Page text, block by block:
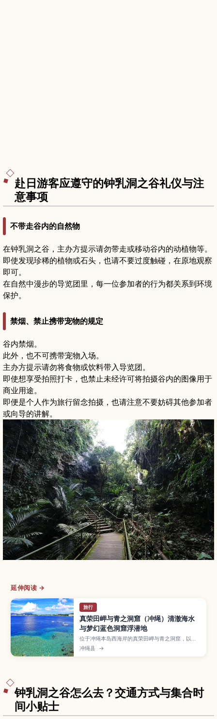
赴日游客应遵守的钟乳洞之谷礼仪与注
意事项
不带走谷内的自然物
在钟乳洞之谷，主办方提示请勿带走或移动谷内的动植物等。
即使发现珍稀的植物或石头，也请不要过度触碰，在原地观察
即可。
在自然中漫步的导览团里，每一位参加者的行为都关系到环境
保护。
禁烟、禁止携带宠物的规定
谷内禁烟。
此外，也不可携带宠物入场。
主办方提示请勿将食物或饮料带入导览团。
即使想享受拍照打卡，也禁止未经许可将拍摄谷内的图像用于
商业用途。
即便是个人作为旅行留念拍摄，也请注意不要妨碍其他参加者
或向导的讲解。
延伸阅读 →
旅行
真荣田岬与青之洞窟（冲绳）清澈海水
与梦幻蓝色洞窟浮潜地
位于冲绳本岛西海岸的真荣田岬与青之洞窟，以透
明海水和梦幻蔚蓝光影而闻名，是人气浮潜与潜水
圣地。本文介绍报名前需了解的行程类型、适合初
冲绳县 →
钟乳洞之谷怎么去？交通方式与集合时
间小贴士